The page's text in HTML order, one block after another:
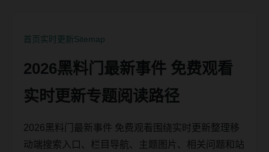
首页实时更新Sitemap
2026黑料门最新事件 免费观看
实时更新专题阅读路径
2026黑料门最新事件 免费观看围绕实时更新整理移
动端搜索入口、栏目导航、主题图片、相关问题和站